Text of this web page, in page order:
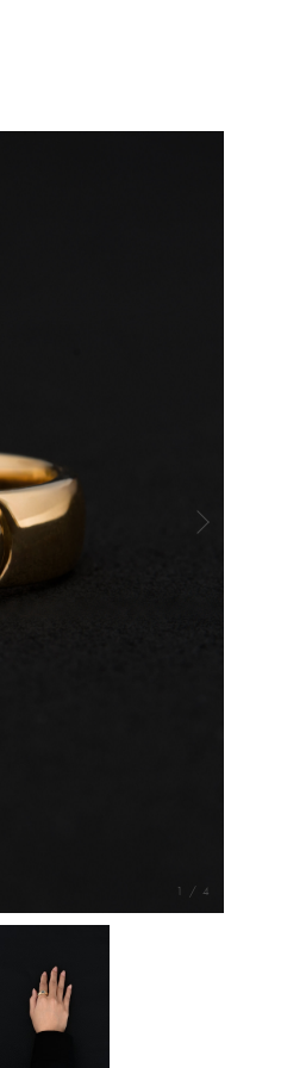
1 / 4